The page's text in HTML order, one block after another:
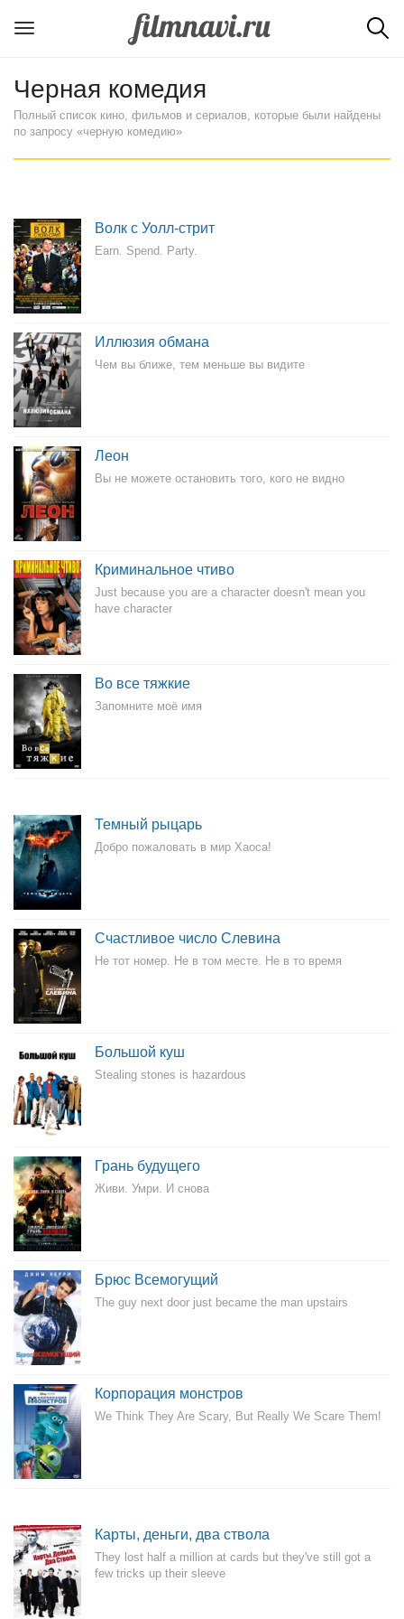
Черная комедия
Полный список кино, фильмов и сериалов, которые были найдены
по запросу «черную комедию»
Волк с Уолл-стрит
Earn. Spend. Party.
Иллюзия обмана
Чем вы ближе, тем меньше вы видите
Леон
Вы не можете остановить того, кого не видно
Криминальное чтиво
Just because you are a character doesn't mean you
have character
Во все тяжкие
Запомните моё имя
Темный рыцарь
Добро пожаловать в мир Хаоса!
Счастливое число Слевина
Не тот номер. Не в том месте. Не в то время
Большой куш
Stealing stones is hazardous
Грань будущего
Живи. Умри. И снова
Брюс Всемогущий
The guy next door just became the man upstairs
Корпорация монстров
We Think They Are Scary, But Really We Scare Them!
Карты, деньги, два ствола
They lost half a million at cards but they've still got a
few tricks up their sleeve